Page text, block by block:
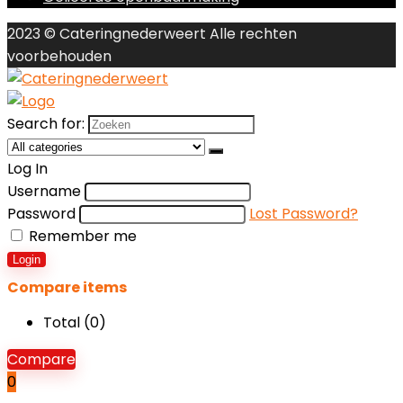
2023 © Cateringnederweert Alle rechten
voorbehouden
Search for:
Log In
Username
Password
Lost Password?
Remember me
Login
Compare items
Total (0)
Compare
0